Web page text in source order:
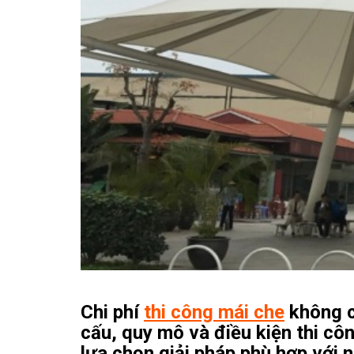
Chi phí thi công mái che không
cấu, quy mô và điều kiện thi